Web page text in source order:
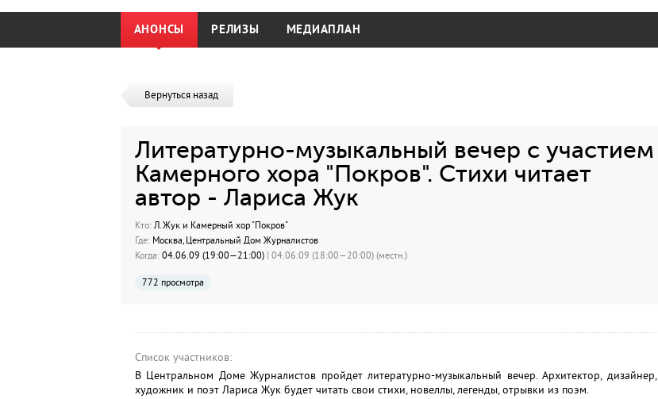
АНОНСЫ РЕЛИЗЫ МЕДИАПЛАН
Вернуться назад
Литературно-музыкальный вечер с участием
Камерного хора "Покров". Стихи читает
автор - Лариса Жук
Кто:Л.Жук и Камерный хор "Покров"
Где:Москва, Центральный Дом Журналистов
Когда:04.06.09 (19:00—21:00) | 04.06.09 (18:00—20:00) (местн.)
772 просмотра
Список участников:
В Центральном Доме Журналистов пройдет литературно-музыкальный вечер. Архитектор, дизайнер,
художник и поэт Лариса Жук будет читать свои стихи, новеллы, легенды, отрывки из поэм.